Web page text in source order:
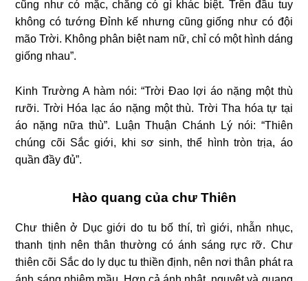
cũng như có mặc, chẳng có gì khác biệt. Trên đầu tuy
không có tướng Đỉnh kế nhưng cũng giống như có đội
mão Trời. Không phân biệt nam nữ, chỉ có một hình dáng
giống nhau”.
Kinh Trường A hàm nói: “Trời Đao lợi áo nặng một thù
rưỡi. Trời Hóa lạc áo nặng một thù. Trời Tha hóa tự tại
áo nặng nữa thù”. Luận Thuận Chánh Lý nói: “Thiên
chúng cõi Sắc giới, khi sơ sinh, thể hình tròn trịa, áo
quần đầy đủ”.
Hào quang của chư Thiên
Chư thiên ở Dục giới do tu bố thí, trì giới, nhẫn nhục,
thanh tịnh nên thân thường có ánh sáng rực rỡ. Chư
thiên cõi Sắc do ly dục tu thiền định, nên nơi thân phát ra